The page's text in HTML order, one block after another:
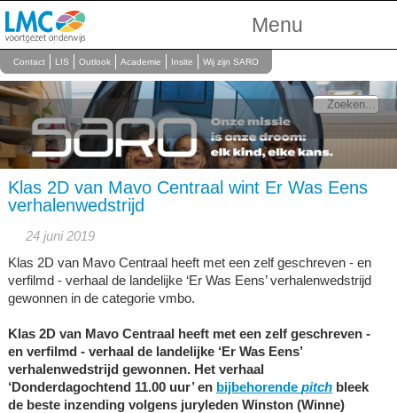
Menu
Over Ons
Scholen
Onderwijs
Personeel
Contact LIS Outlook Academie Insite Wij zijn SARO
Klas 2D van Mavo Centraal wint Er Was Eens
verhalenwedstrijd
24 juni 2019
Klas 2D van Mavo Centraal heeft met een zelf geschreven - en
verfilmd - verhaal de landelijke ‘Er Was Eens’ verhalenwedstrijd
gewonnen in de categorie vmbo.
Klas 2D van Mavo Centraal heeft met een zelf geschreven -
en verfilmd - verhaal de landelijke ‘Er Was Eens’
verhalenwedstrijd gewonnen. Het verhaal
‘Donderdagochtend 11.00 uur’ en bijbehorende pitchbleek
de beste inzending volgens juryleden Winston (Winne)